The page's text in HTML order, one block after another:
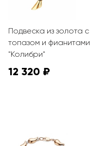
Подвеска из золота с
топазом и фианитами
"Колибри"
12 320 ₽